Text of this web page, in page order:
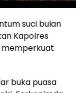
suci bulan
Kapolres
memperkuat
buka puasa